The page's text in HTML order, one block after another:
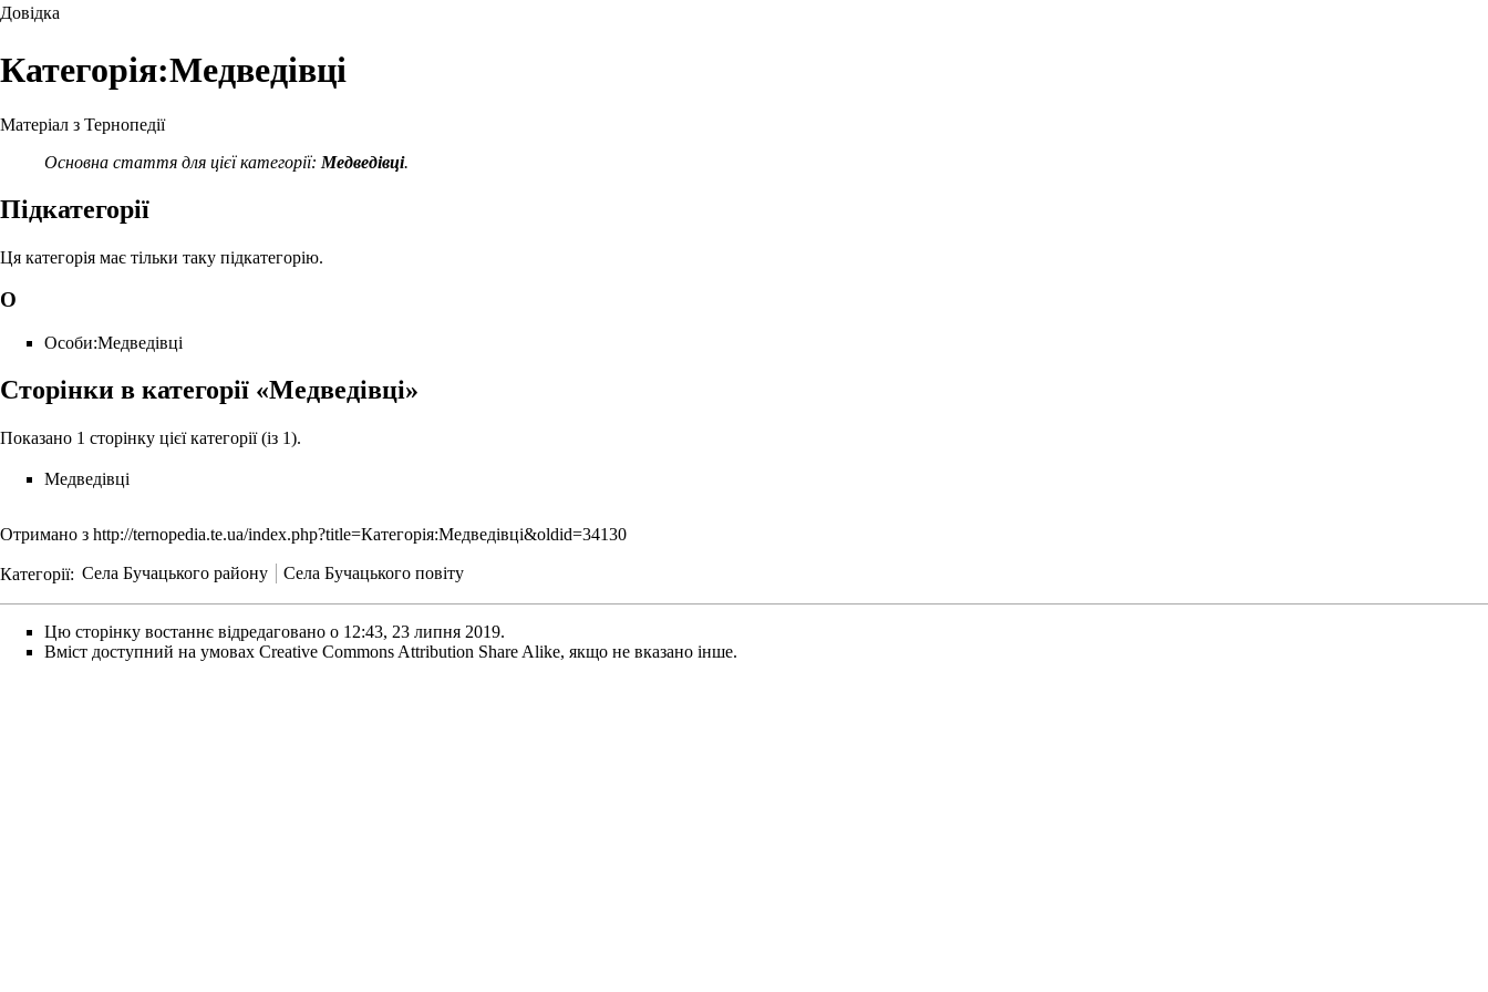
Довідка
Категорія:Медведівці
Матеріал з Тернопедії
Основна стаття для цієї категорії: Медведівці.
Підкатегорії
Ця категорія має тільки таку підкатегорію.
О
Особи:Медведівці
Сторінки в категорії «Медведівці»
Показано 1 сторінку цієї категорії (із 1).
Медведівці
Отримано з http://ternopedia.te.ua/index.php?title=Категорія:Медведівці&oldid=34130
Категорії: Села Бучацького району Села Бучацького повіту
Цю сторінку востаннє відредаговано о 12:43, 23 липня 2019.
Вміст доступний на умовах Creative Commons Attribution Share Alike, якщо не вказано інше.